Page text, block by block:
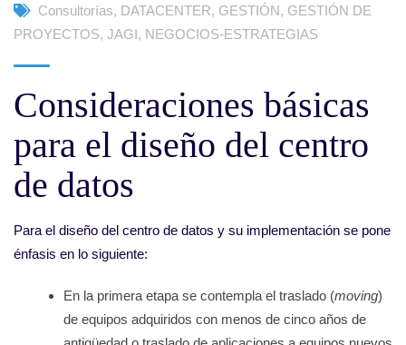
Consultorías, DATACENTER, GESTIÓN, GESTIÓN DE
PROYECTOS, JAGI, NEGOCIOS-ESTRATEGIAS
Consideraciones básicas
para el diseño del centro
de datos
Para el diseño del centro de datos y su implementación se pone
énfasis en lo siguiente:
En la primera etapa se contempla el traslado (moving)
de equipos adquiridos con menos de cinco años de